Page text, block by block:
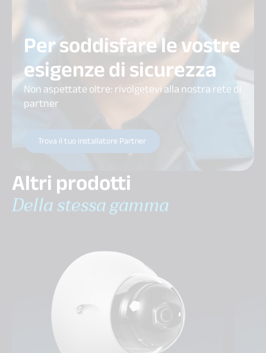
Per soddisfare le vostre
esigenze di sicurezza
Non aspettate oltre: rivolgetevi alla nostra rete di
partner
Trova il tuo installatore Partner
Altri prodotti
Della stessa gamma